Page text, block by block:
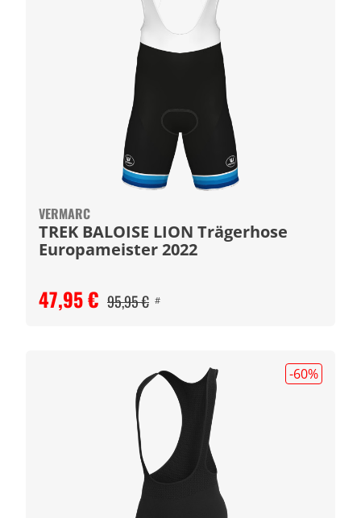
VERMARC
TREK BALOISE LION Trägerhose
Europameister 2022
47,95 € 95,95 € #
-60%